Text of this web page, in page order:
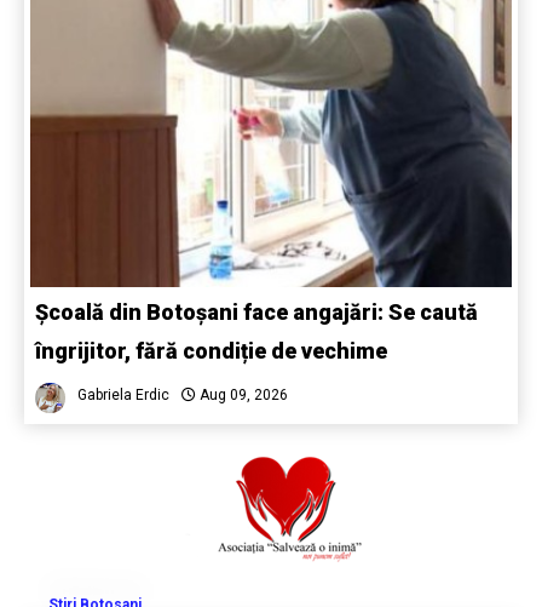
Școală din Botoșani face angajări: Se caută
îngrijitor, fără condiție de vechime
Gabriela Erdic Aug 09, 2026